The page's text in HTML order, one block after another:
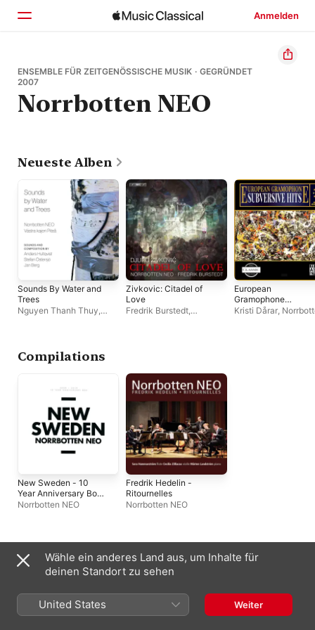
Anmelden
Startseite
Entdecken
ENSEMBLE FÜR ZEITGENÖSSISCHE MUSIK · GEGRÜNDET
2007
Norrbotten NEO
Neueste Alben
Sounds By Water and
Trees
Nguyen Thanh Thuy,
Zivkovic: Citadel of
Love
Fredrik Burstedt,
European
Gramophone
Subversive Hits
Kristi Dårar,
Compilations
New Sweden - 10
Year Anniversary Box
(2009 - 2019)
Norrbotten NEO
Fredrik Hedelin -
Ritournelles
Norrbotten NEO
Auftritte oft mit
Wähle ein anderes Land aus, um Inhalte für
deinen Standort zu sehen
United States Weiter